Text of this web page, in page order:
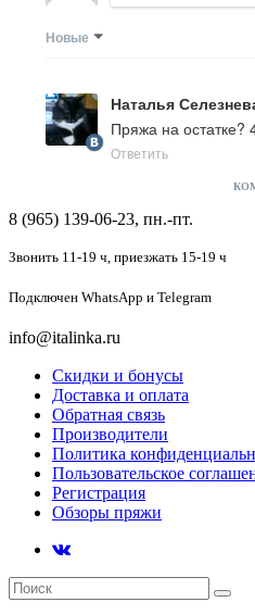
Новые
Наталья
Пряжа на остатке?
Ответить
8 (965) 139-06-23, пн.-пт.
Звонить 11-19 ч, приезжать 15-19 ч
Подключен WhatsApp и Telegram
info@italinka.ru
Скидки и бонусы
Доставка и оплата
Обратная связь
Производители
Политика
Пользовательское
Регистрация
Обзоры пряжи